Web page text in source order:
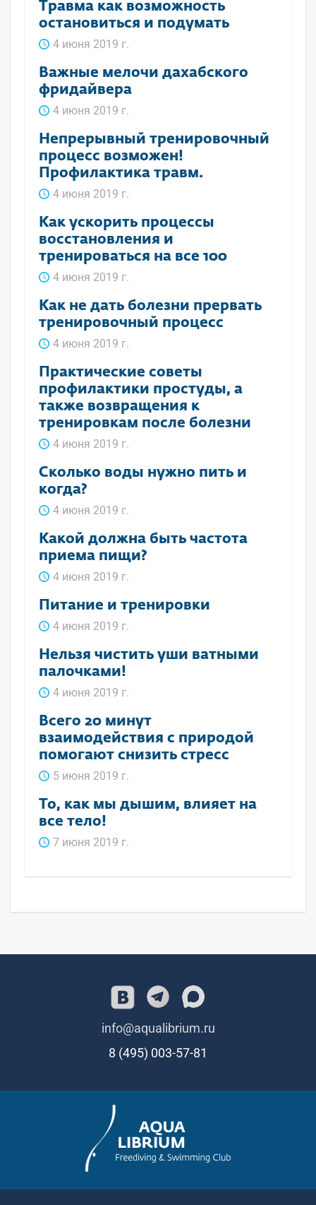
Травма как возможность
остановиться и подумать
4 июня 2019 г.
Важные мелочи дахабского
фридайвера
4 июня 2019 г.
Непрерывный тренировочный
процесс возможен!
Профилактика травм.
4 июня 2019 г.
Как ускорить процессы
восстановления и
тренироваться на все 100
4 июня 2019 г.
Как не дать болезни прервать
тренировочный процесс
4 июня 2019 г.
Практические советы
профилактики простуды, а
также возвращения к
тренировкам после болезни
4 июня 2019 г.
Сколько воды нужно пить и
когда?
4 июня 2019 г.
Какой должна быть частота
приема пищи?
4 июня 2019 г.
Питание и тренировки
4 июня 2019 г.
Нельзя чистить уши ватными
палочками!
4 июня 2019 г.
Всего 20 минут
взаимодействия с природой
помогают снизить стресс
5 июня 2019 г.
То, как мы дышим, влияет на
все тело!
7 июня 2019 г.
info@aqualibrium.ru
8 (495) 003-57-81